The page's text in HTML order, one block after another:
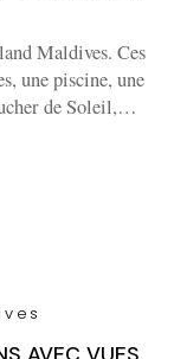
Maldives. Ces
une piscine, une
de Soleil,…